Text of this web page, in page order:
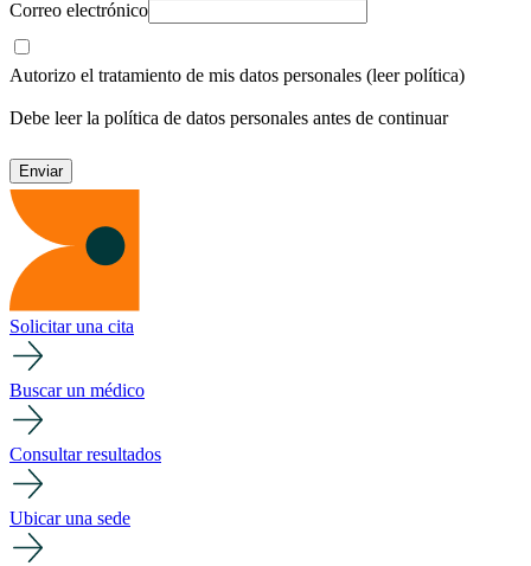
Correo electrónico
Autorizo el tratamiento de mis datos personales (leer política)
Debe leer la política de datos personales antes de continuar
Solicitar una cita
Buscar un médico
Consultar resultados
Ubicar una sede